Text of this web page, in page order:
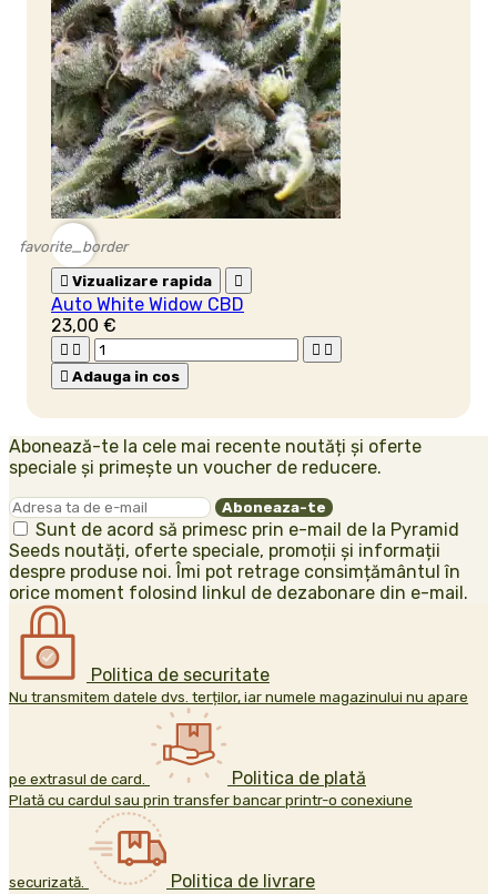
favorite_border
 Vizualizare rapida 
Auto White Widow CBD
23,00 €
   
 Adauga in cos
Abonează-te la cele mai recente noutăți și oferte
speciale și primește un voucher de reducere.
Sunt de acord să primesc prin e-mail de la Pyramid
Seeds noutăți, oferte speciale, promoții și informații
despre produse noi. Îmi pot retrage consimțământul în
orice moment folosind linkul de dezabonare din e-mail.
Politica de securitate
Nu transmitem datele dvs. terților, iar numele magazinului nu apare
pe extrasul de card. Politica de plată
Plată cu cardul sau prin transfer bancar printr-o conexiune
securizată. Politica de livrare